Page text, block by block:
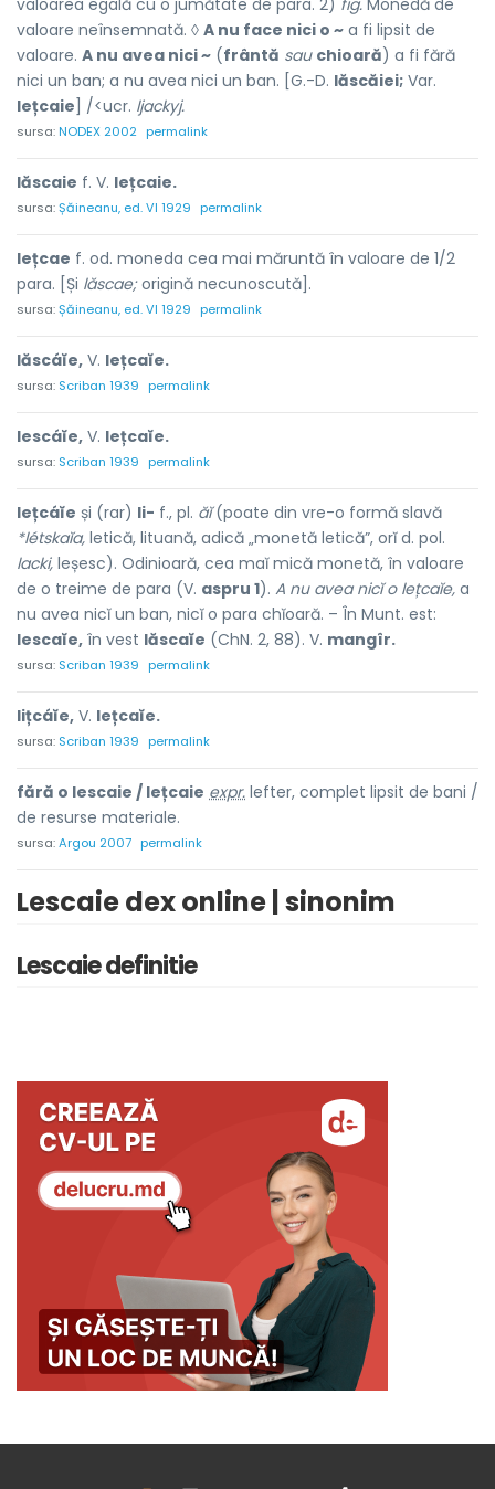
valoarea egală cu o jumătate de para. 2) fig. Monedă de
valoare neînsemnată. ◊ A nu face nici o ~ a fi lipsit de
valoare. A nu avea nici ~ (frântă sau chioară) a fi fără
nici un ban; a nu avea nici un ban. [G.-D. lăscăiei; Var.
lețcaie ] /<ucr. ljackyj.
sursa:NODEX 2002 permalink
lăscaie f. V. lețcaie.
sursa:Șăineanu, ed. VI 1929 permalink
lețcae f. od. moneda cea mai măruntă în valoare de 1/2
para. [Și lăscae;origină necunoscută].
sursa:Șăineanu, ed. VI 1929 permalink
lăscáĭe, V. lețcaĭe.
sursa: Scriban 1939 permalink
lescáĭe, V. lețcaĭe.
sursa: Scriban 1939 permalink
lețcáĭe și (rar) li- f., pl. ăĭ(poate din vre-o formă slavă
*létskaĭa, letică, lituană, adică „monetă letică”, orĭ d. pol.
lacki, leșesc). Odinioară, cea maĭ mică monetă, în valoare
de o treime de para (V. aspru 1). A nu avea nicĭ o lețcaĭe, a
nu avea nicĭ un ban, nicĭ o para chĭoară. – În Munt. est:
lescaĭe, în vest lăscaĭe (ChN. 2, 88). V. mangîr.
sursa: Scriban 1939 permalink
lițcáĭe, V. lețcaĭe.
sursa: Scriban 1939 permalink
fără o lescaie / lețcaie expr. lefter, complet lipsit de bani /
de resurse materiale.
sursa:Argou 2007 permalink
Lescaie dex online | sinonim
Lescaie definitie